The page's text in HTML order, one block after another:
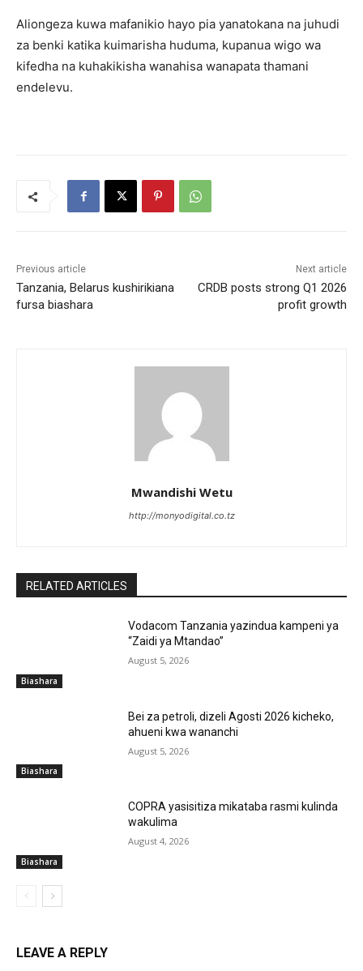
Aliongeza kuwa mafanikio hayo pia yanatokana na juhudi
za benki katika kuimarisha huduma, kupanua wigo wa
kifedha na kuhakikisha wanahisa wanapata thamani
endelevu.
Previous article
Tanzania, Belarus kushirikiana
fursa biashara
Next article
CRDB posts strong Q1 2026
profit growth
Mwandishi Wetu
http://monyodigital.co.tz
RELATED ARTICLES
Biashara
Vodacom Tanzania yazindua kampeni ya
“Zaidi ya Mtandao”
August 5, 2026
Biashara
‎Bei za petroli, dizeli Agosti 2026 kicheko,
ahueni kwa wananchi
August 5, 2026
Biashara
COPRA yasisitiza mikataba rasmi kulinda
wakulima
August 4, 2026
LEAVE A REPLY